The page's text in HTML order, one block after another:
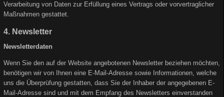
Verarbeitung von Daten zur Erfüllung eines Vertrags oder vorvertraglicher
Maßnahmen gestattet.
4. Newsletter
Newsletterdaten
Wenn Sie den auf der Website angebotenen Newsletter beziehen möchten,
benötigen wir von Ihnen eine E-Mail-Adresse sowie Informationen, welche
uns die Überprüfung gestatten, dass Sie der Inhaber der angegebenen E-
Mail-Adresse sind und mit dem Empfang des Newsletters einverstanden